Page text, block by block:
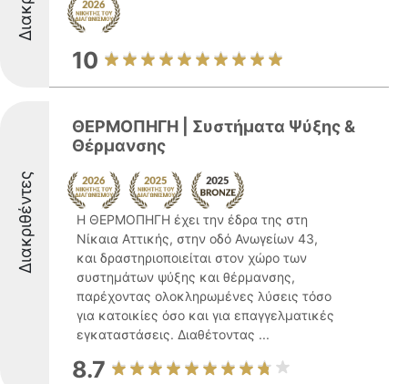
10
Διακριθέντες
ΘΕΡΜΟΠΗΓΗ | Συστήματα Ψύξης &
Θέρμανσης
Η ΘΕΡΜΟΠΗΓΗ έχει την έδρα της στη
Νίκαια Αττικής, στην οδό Ανωγείων 43,
και δραστηριοποιείται στον χώρο των
συστημάτων ψύξης και θέρμανσης,
παρέχοντας ολοκληρωμένες λύσεις τόσο
για κατοικίες όσο και για επαγγελματικές
εγκαταστάσεις. Διαθέτοντας ...
8.7